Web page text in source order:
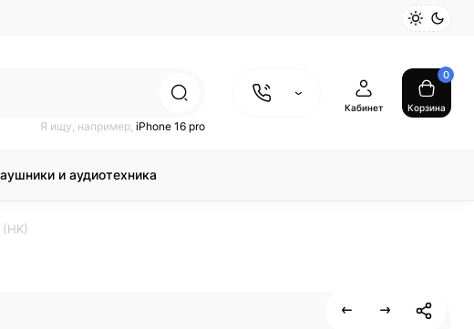
Я ищу, например, iPhone 16 pro
Кабинет
0
Корзина
и аудиотехника